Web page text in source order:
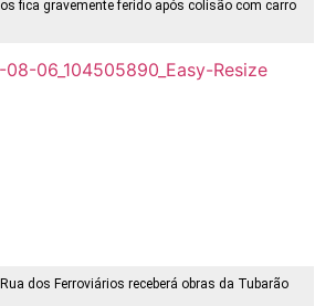
fica gravemente ferido após colisão com carro
dos Ferroviários receberá obras da Tubarão